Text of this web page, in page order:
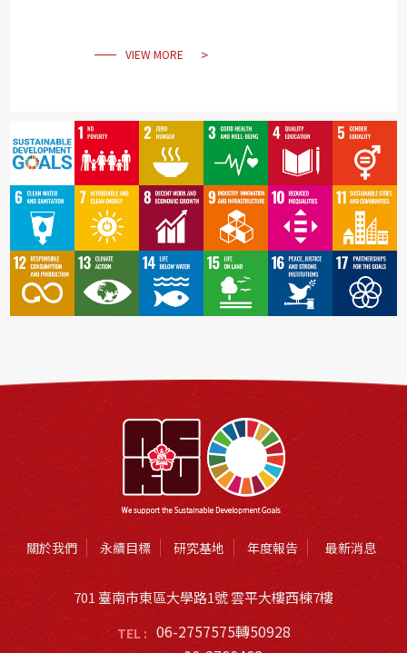
VIEW MORE
關於我們 永續目標 研究基地 年度報告 最新消息
701 臺南市東區大學路1號 雲平大樓西棟7樓
TEL : 06-2757575轉50928